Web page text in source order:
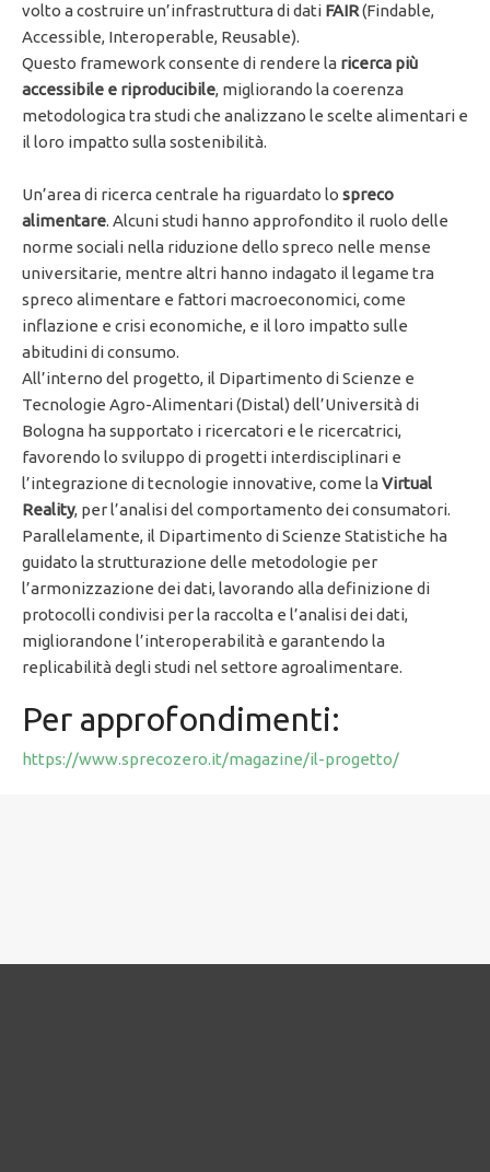
volto a costruire un’infrastruttura di dati FAIR(Findable,
Accessible, Interoperable, Reusable).
Questo framework consente di rendere la ricerca più
accessibile e riproducibile, migliorando la coerenza
metodologica tra studi che analizzano le scelte alimentari e
il loro impatto sulla sostenibilità.
Un’area di ricerca centrale ha riguardato lo spreco
alimentare. Alcuni studi hanno approfondito il ruolo delle
norme sociali nella riduzione dello spreco nelle mense
universitarie, mentre altri hanno indagato il legame tra
spreco alimentare e fattori macroeconomici, come
inflazione e crisi economiche, e il loro impatto sulle
abitudini di consumo.
All’interno del progetto, il Dipartimento di Scienze e
Tecnologie Agro-Alimentari (Distal) dell’Università di
Bologna ha supportato i ricercatori e le ricercatrici,
favorendo lo sviluppo di progetti interdisciplinari e
l’integrazione di tecnologie innovative, come laVirtual
Reality, per l’analisi del comportamento dei consumatori.
Parallelamente, il Dipartimento di Scienze Statistiche ha
guidato la strutturazione delle metodologie per
l’armonizzazione dei dati, lavorando alla definizione di
protocolli condivisi per la raccolta e l’analisi dei dati,
migliorandone l’interoperabilità e garantendo la
replicabilità degli studi nel settore agroalimentare.
Per approfondimenti:
https://www.sprecozero.it/magazine/il-progetto/